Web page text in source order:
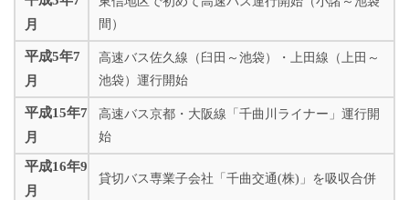
月
間）
平成5年7
月
高速バス佐久線（臼田～池袋）・上田線（上田～
池袋）運行開始
平成15年7
月
高速バス京都・大阪線「千曲川ライナー」運行開
始
平成16年9
月
貸切バス専業子会社「千曲交通(株)」を吸収合併